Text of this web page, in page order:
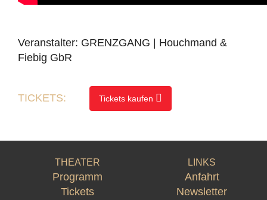
Veranstalter: GRENZGANG | Houchmand &
Fiebig GbR
TICKETS: Tickets kaufen
THEATER
Programm
Tickets
LINKS
Anfahrt
Newsletter